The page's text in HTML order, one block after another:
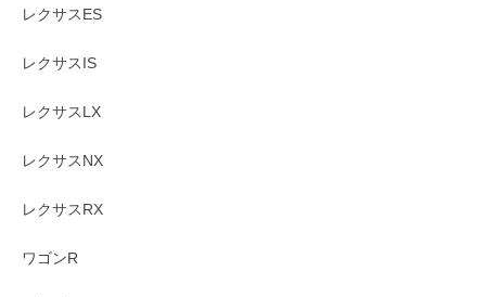
レクサスES
レクサスIS
レクサスLX
レクサスNX
レクサスRX
ワゴンR